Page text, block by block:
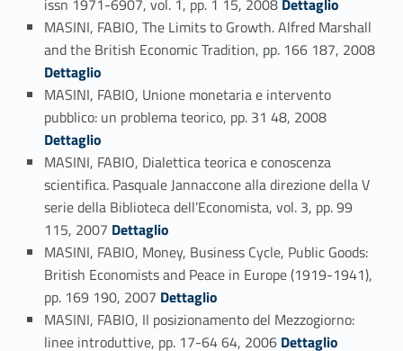
issn 1971-6907, vol. 1, pp. 1 15, 2008 Dettaglio
MASINI, FABIO, The Limits to Growth. Alfred Marshall
and the British Economic Tradition, pp. 166 187, 2008Link identifier #identifier_person_53923-148
Dettaglio
MASINI, FABIO, Unione monetaria e intervento
pubblico: un problema teorico, pp. 31 48, 2008Link identifier #identifier_person_101418-149
Dettaglio
MASINI, FABIO, Dialettica teorica e conoscenza
scientifica. Pasquale Jannaccone alla direzione della V
serie della Biblioteca dell’Economista, vol. 3, pp. 99
115, 2007 Link identifier #identifier_person_100597-150
Dettaglio
MASINI, FABIO, Money, Business Cycle, Public Goods:
British Economists and Peace in Europe (1919-1941),
pp. 169 190, 2007 Link identifier #identifier_person_198265-151
Dettaglio
MASINI, FABIO, Il posizionamento del Mezzogiorno:
linee introduttive, pp. 17-64 64, 2006 Link identifier #identifier_person_168213-152
Dettaglio